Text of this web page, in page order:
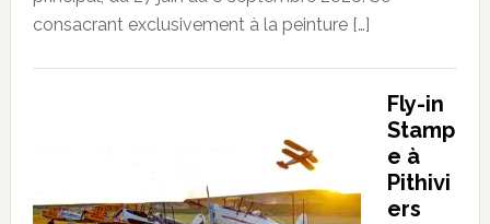
consacrant exclusivement à la peinture […]
Fly-in
Stamp
e à
Pithivi
ers